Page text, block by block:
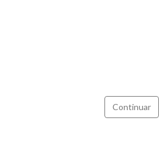
Continuar